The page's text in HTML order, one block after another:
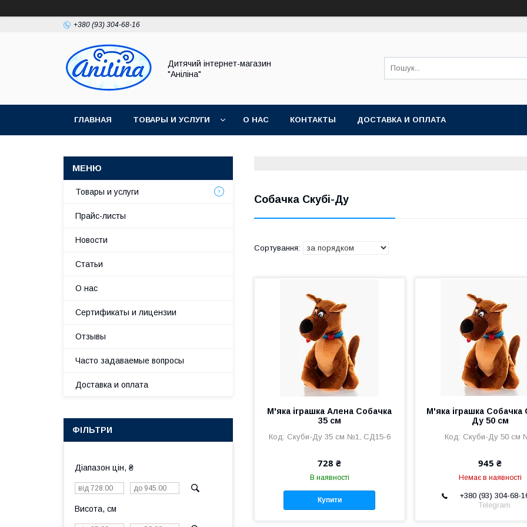
+380 (93) 304-68-16
Дитячий інтернет-магазин
"Аніліна"
ГЛАВНАЯ ТОВАРЫ И УСЛУГИ О НАС КОНТАКТЫ ДОСТАВКА И ОПЛАТА
Собачка Скубі-Ду
М'яка іграшка Алена Собачка
35 см
Скуби-Ду 35 см №1, СД15-6
728 ₴
В наявності
Купити
М'яка іграшка Собачка
Ду 50 см
Скуби-Ду 50 см
945 ₴
Немає в наявності
+380 (93) 304-68-
Telegram
Товары и услуги
Прайс-листы
Новости
Статьи
О нас
Сертификаты и лицензии
Отзывы
Часто задаваемые вопросы
Доставка и оплата
ФІЛЬТРИ
Діапазон цін, ₴
Висота, см